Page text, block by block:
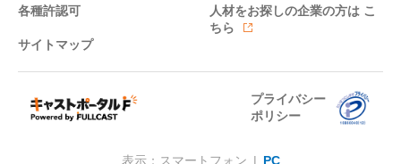
各種許認可 人材をお探しの企業の方は こ
ちら
サイトマップ
プライバシー
ポリシー
表示：スマートフォン | PC